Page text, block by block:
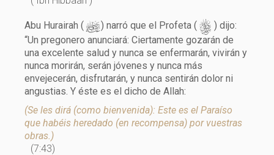
Abu Hurairah (d) narró que el Profeta ( s ) dijo:
“Un pregonero anunciará: Ciertamente gozarán de
una excelente salud y nunca se enfermarán, vivirán y
nunca morirán, serán jóvenes y nunca más
envejecerán, disfrutarán, y nunca sentirán dolor ni
angustias. Y éste es el dicho de Allah:
(Se les dirá (como bienvenida): Este es el Paraíso
que habéis heredado (en recompensa) por vuestras
obras.)
(7:43)